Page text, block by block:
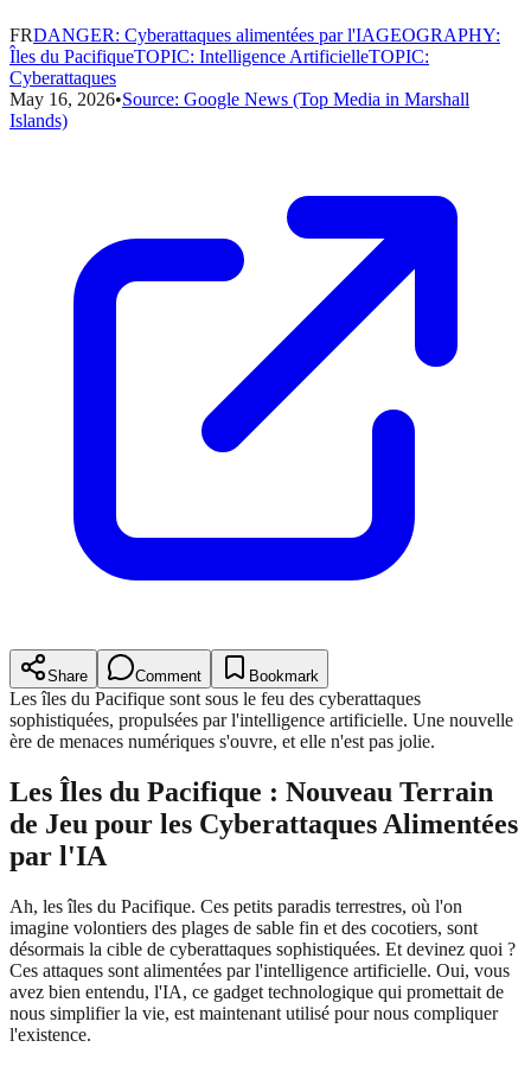
FRDANGER: Cyberattaques alimentées par l'IAGEOGRAPHY:
Îles du PacifiqueTOPIC: Intelligence ArtificielleTOPIC:
Cyberattaques
May 16, 2026•Source: Google News (Top Media in Marshall
Islands)
Share Comment Bookmark
Les îles du Pacifique sont sous le feu des cyberattaques
sophistiquées, propulsées par l'intelligence artificielle. Une nouvelle
ère de menaces numériques s'ouvre, et elle n'est pas jolie.
Les Îles du Pacifique : Nouveau Terrain
de Jeu pour les Cyberattaques Alimentées
par l'IA
Ah, les îles du Pacifique. Ces petits paradis terrestres, où l'on
imagine volontiers des plages de sable fin et des cocotiers, sont
désormais la cible de cyberattaques sophistiquées. Et devinez quoi ?
Ces attaques sont alimentées par l'intelligence artificielle. Oui, vous
avez bien entendu, l'IA, ce gadget technologique qui promettait de
nous simplifier la vie, est maintenant utilisé pour nous compliquer
l'existence.